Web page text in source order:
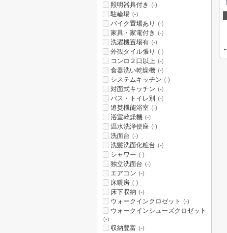
照明器具付き (-)
駐輪場 (-)
バイク置場あり (-)
家具・家電付き (-)
洗濯機置場有 (-)
外観タイル張り (-)
コンロ２口以上 (-)
食器洗い乾燥機 (-)
システムキッチン (-)
対面式キッチン (-)
バス・トイレ別 (-)
追焚機能浴室 (-)
浴室乾燥機 (-)
温水洗浄便座 (-)
洗面台 (-)
洗髪洗面化粧台 (-)
シャワー (-)
独立洗面台 (-)
エアコン (-)
床暖房 (-)
床下収納 (-)
ウォークインクロゼット (-)
ウォークインシューズクロゼット
(-)
収納豊富 (-)